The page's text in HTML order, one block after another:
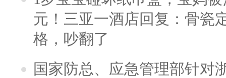
元！三亚一酒店回复：骨瓷
格，吵翻了
国家防总、应急管理部针对